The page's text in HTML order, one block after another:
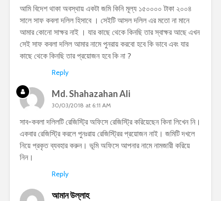
আমি বিদেশ থাকা অবস্থায় একটা জমি কিনি মূল্য ১৫০০০০ টাকা ২০০৪
সালে সাফ কবলা দলিল হিসাবে । সেইটি আসল দলিল এর মতো না মানে
আমার কোনো সাক্ষর নাই । যার কাছে থেকে কিনছি তার স্বাক্ষর আছে এখন
সেই সাফ কবলা দলিল আমার নামে পুনরায় করবো হবে কি ভাবে এবং যার
কাছে থেকে কিনছি তার প্রয়োজন হবে কি না ?
Reply
Md. Shahazahan Ali
30/03/2018 at 6:11 AM
সাব-কবলা দলিলটি রেজিস্ট্রি অফিসে রেজিস্ট্রি করিয়েছেন কিনা লিখেন নি।
একবার রেজিস্ট্রি করলে পুনঃরায় রেজিস্ট্রির প্রয়োজন নাই। জমিটি দখলে
নিয়ে প্রকৃত ব্যবহার করুন। ভূমি অফিসে আপনার নামে নামজারী করিয়ে
নিন।
Reply
আমান উল্লাহ